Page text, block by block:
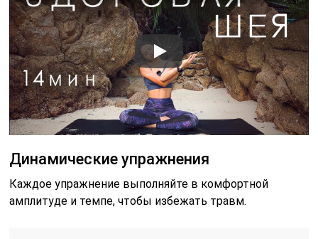
Динамические упражнения
Каждое упражнение выполняйте в комфортной
амплитуде и темпе, чтобы избежать травм.